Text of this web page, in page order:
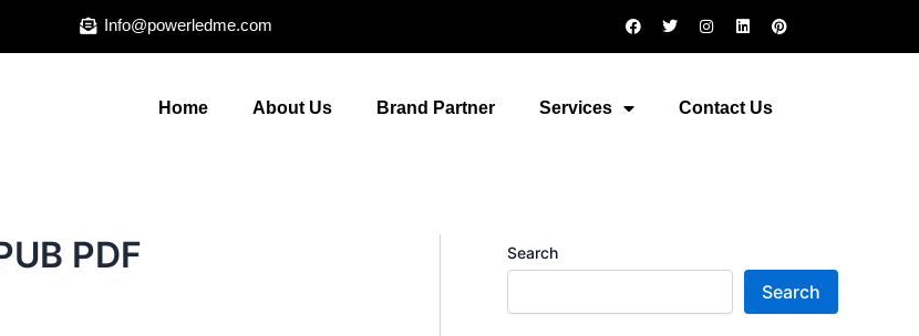
Info@powerledme.com
F
a
o
T
w
I
n
r
L
i
i
P
i
Home About Us Brand Partner Services Contact Us
PDF Search
Search